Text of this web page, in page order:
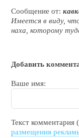
Сообщение от:
Имеется в виду,
наха, которому
Добавить
Ваше имя:
Текст
размещения